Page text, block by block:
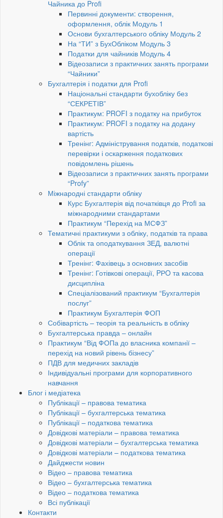
Чайника до Profi
Первинні документи: створення,
оформлення, облік Модуль 1
Основи бухгалтерського обліку Модуль 2
На “ТИ” з БухОбліком Модуль 3
Податки для чайників Модуль 4
Відеозаписи з практичних занять програми
“Чайники”
Бухгалтерія і податки для Profi
Національні стандарти бухобліку без
“СЕКРЕТІВ”
Практикум: PROFI з податку на прибуток
Практикум: PROFI з податку на додану
вартість
Тренінг: Адміністрування податків, податкові
перевірки і оскарження податкових
повідомлень рішень
Відеозаписи з практичних занять програми
“Profy”
Міжнародні стандарти обліку
Курс Бухгалтерія від початківця до Profi за
міжнародними стандартами
Практикум “Перехід на МСФЗ”
Тематичні практикуми з обліку, податків та права
Облік та оподаткування ЗЕД, валютні
операції
Тренінг: Фахівець з основних засобів
Тренінг: Готівкові операції, PРO та касова
дисципліна
Спеціалізований практикум “Бухгалтерія
послуг”
Практикум Бухгалтерія ФОП
Собівартість – теорія та реальність в обліку
Бухгалтерська правда – онлайн
Практикум “Від ФОПа до власника компанії –
перехід на новий рівень бізнесу”
ПДВ для медичних закладів
Індивідуальні програми для корпоративного
навчання
Блог і медіатека
Публікації – правова тематика
Публікації – бухгалтерська тематика
Публікації – податкова тематика
Довідкові матеріали – правова тематика
Довідкові матеріали – бухгалтерська тематика
Довідкові матеріали – податкова тематика
Дайджести новин
Відео – правова тематика
Відео – бухгалтерська тематика
Відео – податкова тематика
Всі публікації
Контакти